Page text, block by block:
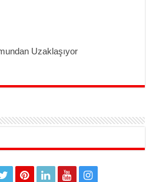
Uzaklaşıyor